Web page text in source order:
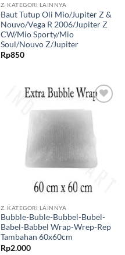
Z. KATEGORI LAINNYA
Baut Tutup Oli Mio/Jupiter Z &
Nouvo/Vega R 2006/Jupiter Z
CW/Mio Sporty/Mio
Soul/Nouvo Z/Jupiter
Rp850
Tambahkan
Z. KATEGORI LAINNYA
Bubble-Buble-Bubbel-Bubel-
Babel-Babbel Wrap-Wrep-Rep
Tambahan 60x60cm
Rp2.000